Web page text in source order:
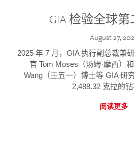
GIA 检验全球
August 27,
2025 年 7 月，GIA 执行副总裁兼
官 Tom Moses（汤姆·摩西）
Wang（王五一）博士等 GIA 研
2,488.32 克拉的
阅读更多